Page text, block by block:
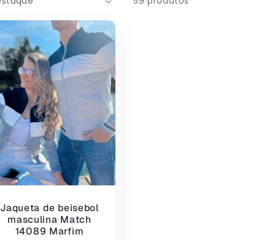
Jaqueta de beisebol
masculina Match
14089 Marfim